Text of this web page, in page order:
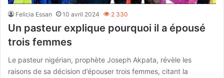
Felicia Essan 10 avril 2024 2 330
Un pasteur explique pourquoi il a épousé
trois femmes
Le pasteur nigérian, prophète Joseph Akpata, révèle les
raisons de sa décision d’épouser trois femmes, citant la